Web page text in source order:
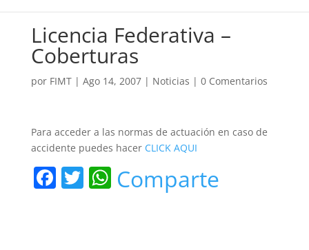
Licencia Federativa –
Coberturas
por FIMT| Ago 14, 2007| Noticias | 0 Comentarios
Para acceder a las normas de actuación en caso de
accidente puedes hacer CLICK AQUI
F T W
Comparte